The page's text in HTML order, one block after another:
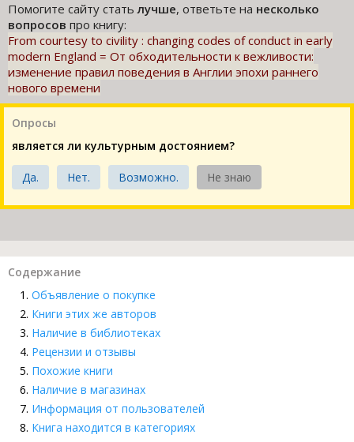
Помогите сайту статьлучше, ответьте на несколько
вопросов про книгу:
From courtesy to civility : changing codes of conduct in early
modern England = От обходительности к вежливости:
изменение правил поведения в Англии эпохи раннего
нового времени
Опросы
является ли культурным достоянием?
Да. Нет. Возможно. Не знаю
Содержание
Объявление о покупке
Книги этих же авторов
Наличие в библиотеках
Рецензии и отзывы
Похожие книги
Наличие в магазинах
Информация от пользователей
Книга находится в категориях